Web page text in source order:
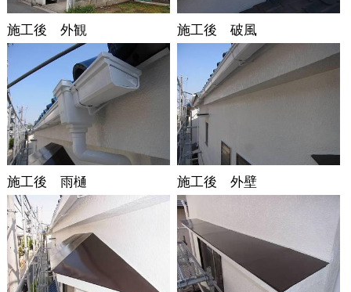
施工後 外観 施工後 破風
施工後 雨樋 施工後 外壁